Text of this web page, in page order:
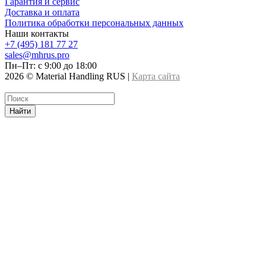
Доставка и оплата
Политика обработки персональных данных
Наши контакты
+7 (495) 181 77 27
sales@mhrus.pro
Пн–Пт: с 9:00 до 18:00
2026 © Material Handling RUS | Карта сайта
Найти